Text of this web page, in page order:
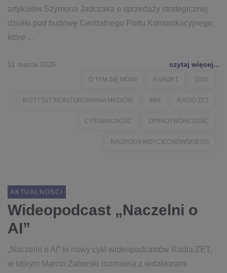
artykułów Szymona Jadczaka o sprzedaży strategicznej
działki pod budowę Centralnego Portu Komunikacyjnego,
które ...
11 marca 2026 czytaj więcej...
O TYM SIĘ MÓWI RAPORT 2025
INSTYTUT MONITOROWANIA MEDIÓW IMM RADIO ZET
CYTOWALNOŚĆ OPINIOTWÓRCZOŚĆ
NAGRODA WOYCIECHOWSKIEGO
AKTUALNOŚCI
Wideopodcast „Naczelni o
AI”
„Naczelni o AI” to nowy cykl wideopodcastów Radia ZET,
w którym Marcin Zaborski rozmawia z redaktorami